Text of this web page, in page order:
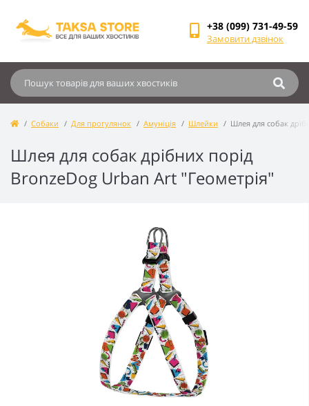
+38 (099) 731-49-59
Замовити дзвінок
Собаки Для прогулянок Амуніція Шлейки Шлея для собак
Шлея для собак дрібних порід
BronzeDog Urban Art "Геометрія"